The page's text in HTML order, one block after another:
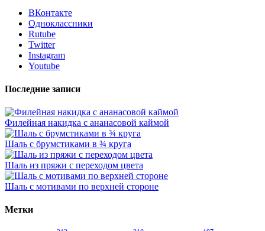
ВКонтакте
Одноклассники
Rutube
Twitter
Instagram
Youtube
Последние записи
Филейная накидка с ананасовой каймой
Шаль с брумстиками в ¾ круга
Шаль из пряжи с переходом цвета
Шаль с мотивами по верхней стороне
Метки